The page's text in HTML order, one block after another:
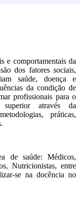
e comportamentais da
dos fatores sociais,
saúde, doença e
da condição de
profissionais para o
através da
práticas,
de saúde: Médicos,
Nutricionistas, entre
se na docência no